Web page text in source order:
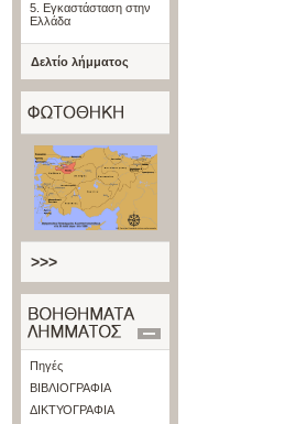
5. Εγκαστάσταση στην
Ελλάδα
Δελτίο λήμματος
>>>
Πηγές
ΒΙΒΛΙΟΓΡΑΦΙΑ
ΔΙΚΤΥΟΓΡΑΦΙΑ